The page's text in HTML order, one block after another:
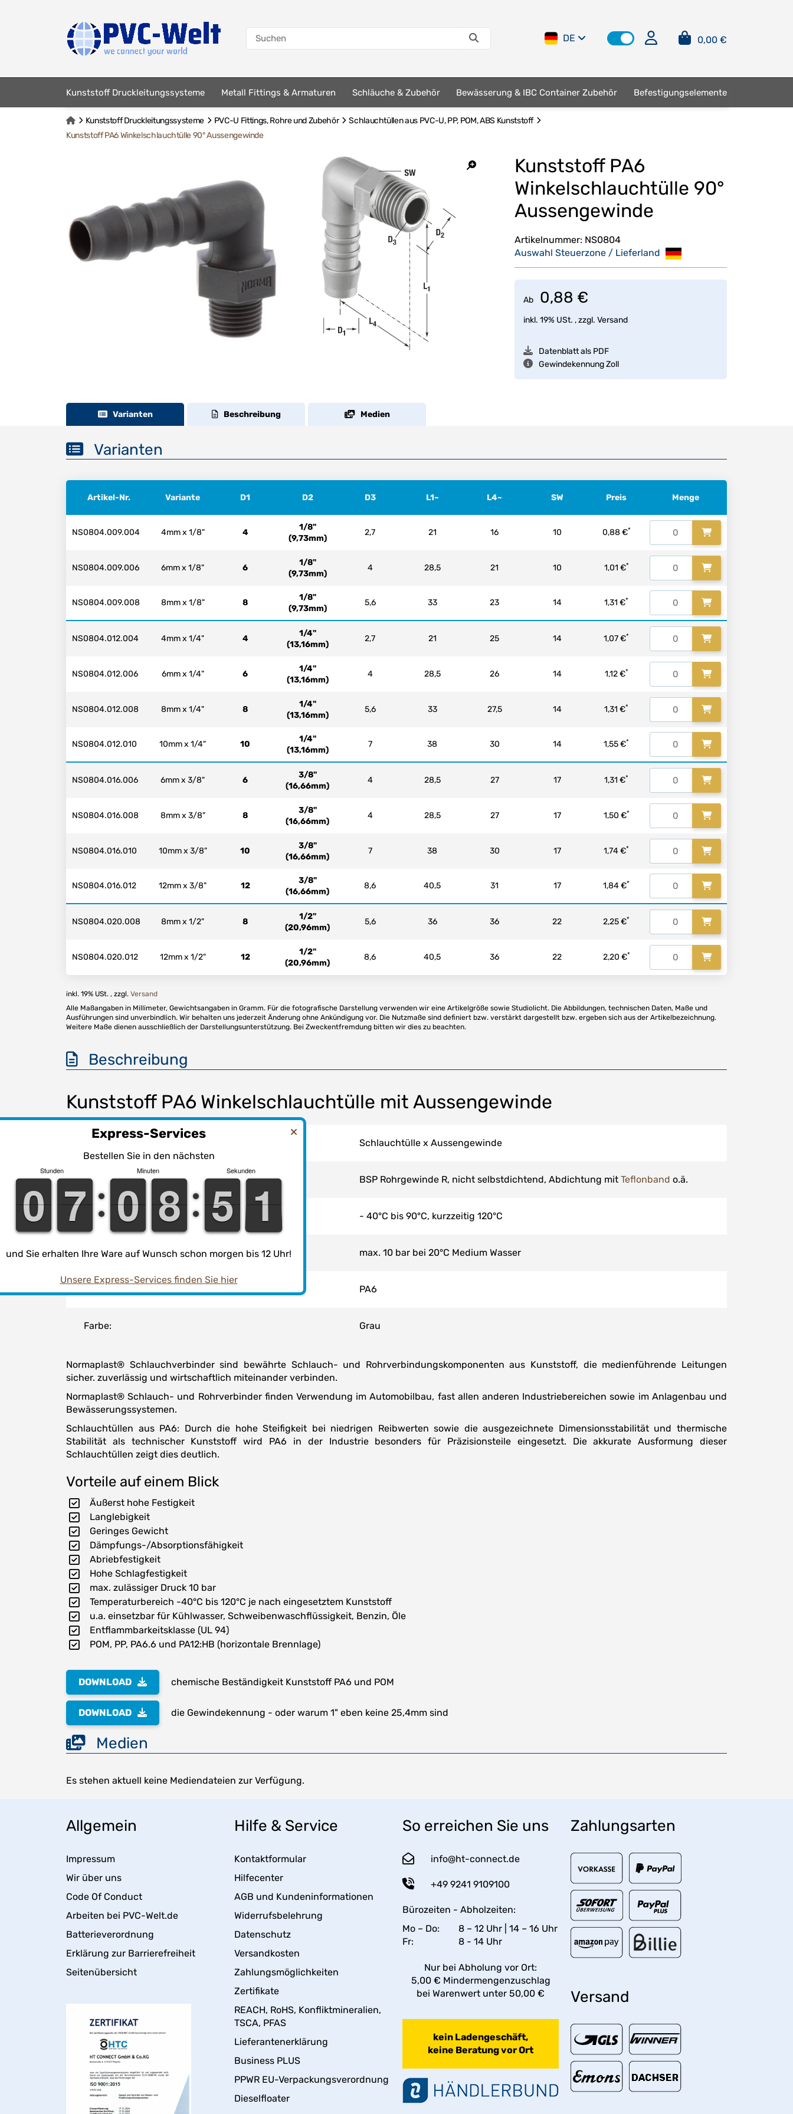
DE 0,00 €
Kunststoff Druckleitungssysteme Metall Fittings & Armaturen Schläuche & Zubehör Bewässerung & IBC Container Zubehör Befestigungselemente
Kunststoff Druckleitungssysteme PVC-U Fittings, Rohre und Zubehör
Schlauchtüllen aus PVC-U, PP, POM, ABS Kunststoff
Kunststoff PA6 Winkelschlauchtülle 90° Aussengewinde
Kunststoff PA6
Winkelschlauchtülle 90°
Aussengewinde
Artikelnummer: NS0804
Auswahl Steuerzone / Lieferland
Ab 0,88 €
inkl. 19% USt. , zzgl. Versand
Datenblatt als PDF
Gewindekennung Zoll
Varianten Beschreibung Medien
Varianten
Artikel-Nr. Variante D1 D2 D3 L1~ L4~ SW Preis Menge
NS0804.009.004 4mm x 1/8" 4
1/8"
(9,73mm)
2,7 21 16 10 0,88 €*
NS0804.009.006 6mm x 1/8" 6
1/8"
(9,73mm)
4 28,5 21 10 1,01 €*
NS0804.009.008 8mm x 1/8" 8
1/8"
(9,73mm)
5,6 33 23 14 1,31 €*
NS0804.012.004 4mm x 1/4" 4
1/4"
(13,16mm)
2,7 21 25 14 1,07 €*
NS0804.012.006 6mm x 1/4" 6
1/4"
(13,16mm)
4 28,5 26 14 1,12 €*
NS0804.012.008 8mm x 1/4" 8
1/4"
(13,16mm)
5,6 33 27,5 14 1,31 €*
NS0804.012.010 10mm x 1/4" 10
1/4"
(13,16mm)
7 38 30 14 1,55 €*
NS0804.016.006 6mm x 3/8" 6
3/8"
(16,66mm)
4 28,5 27 17 1,31 €*
NS0804.016.008 8mm x 3/8" 8
3/8"
(16,66mm)
4 28,5 27 17 1,50 €*
NS0804.016.010 10mm x 3/8" 10
3/8"
(16,66mm)
7 38 30 17 1,74 €*
NS0804.016.012 12mm x 3/8" 12
3/8"
(16,66mm)
8,6 40,5 31 17 1,84 €*
NS0804.020.008 8mm x 1/2" 8
1/2"
(20,96mm)
5,6 36 36 22 2,25 €*
NS0804.020.012 12mm x 1/2" 12
1/2"
(20,96mm)
8,6 40,5 36 22 2,20 €*
inkl. 19% USt. , zzgl. Versand
Alle Maßangaben in Millimeter, Gewichtsangaben in Gramm. Für die fotografische Darstellung verwenden wir eine Artikelgröße sowie Studiolicht. Die Abbildungen, technischen Daten, Maße und
Ausführungen sind unverbindlich. Wir behalten uns jederzeit Änderung ohne Ankündigung vor. Die Nutzmaße sind definiert bzw. verstärkt dargestellt bzw. ergeben sich aus der Artikelbezeichnung.
Weitere Maße dienen ausschließlich der Darstellungsunterstützung. Bei Zweckentfremdung bitten wir dies zu beachten.
Beschreibung
Kunststoff PA6 Winkelschlauchtülle mit Aussengewinde
Anschluss: Schlauchtülle x Aussengewinde
Gewinde: BSP Rohrgewinde R, nicht selbstdichtend, Abdichtung mit Teflonband o.ä.
Temperatur: - 40°C bis 90°C, kurzzeitig 120°C
Arbeitsdruck (PN): max. 10 bar bei 20°C Medium Wasser
PA6
Farbe: Grau
Normaplast® Schlauchverbinder sind bewährte Schlauch- und Rohrverbindungskomponenten aus Kunststoff, die medienführende Leitungen
sicher. zuverlässig und wirtschaftlich miteinander verbinden.
Normaplast® Schlauch- und Rohrverbinder finden Verwendung im Automobilbau, fast allen anderen Industriebereichen sowie im Anlagenbau und
Bewässerungssystemen.
Schlauchtüllen aus PA6: Durch die hohe Steifigkeit bei niedrigen Reibwerten sowie die ausgezeichnete Dimensionsstabilität und thermische
Stabilität als technischer Kunststoff wird PA6 in der Industrie besonders für Präzisionsteile eingesetzt. Die akkurate Ausformung dieser
Schlauchtüllen zeigt dies deutlich.
Vorteile auf einem Blick
Äußerst hohe Festigkeit
Langlebigkeit
Geringes Gewicht
Dämpfungs-/Absorptionsfähigkeit
Abriebfestigkeit
Hohe Schlagfestigkeit
max. zulässiger Druck 10 bar
Temperaturbereich -40°C bis 120°C je nach eingesetztem Kunststoff
u.a. einsetzbar für Kühlwasser, Schweibenwaschflüssigkeit, Benzin, Öle
Entflammbarkeitsklasse (UL 94)
POM, PP, PA6.6 und PA12:HB (horizontale Brennlage)
DOWNLOAD chemische Beständigkeit Kunststoff PA6 und POM
DOWNLOAD die Gewindekennung - oder warum 1" eben keine 25,4mm sind
Medien
Es stehen aktuell keine Mediendateien zur Verfügung.
Allgemein
Impressum
Wir über uns
Code Of Conduct
Arbeiten bei PVC-Welt.de
Batterieverordnung
Erklärung zur Barrierefreiheit
Seitenübersicht
Hilfe & Service
Kontaktformular
Hilfecenter
AGB und Kundeninformationen
Widerrufsbelehrung
Datenschutz
Versandkosten
Zahlungsmöglichkeiten
Zertifikate
REACH, RoHS, Konfliktmineralien,
TSCA, PFAS
Lieferantenerklärung
Business PLUS
PPWR EU-Verpackungsverordnung
Dieselfloater
So erreichen Sie uns
info@ht-connect.de
+49 9241 9109100
Bürozeiten - Abholzeiten:
Mo – Do:
8 – 12 Uhr | 14 – 16 Uhr
Fr:
8 - 14 Uhr
Nur bei Abholung vor Ort:
5,00 € Mindermengenzuschlag
bei Warenwert unter 50,00 €
kein Ladengeschäft,
keine Beratung vor Ort
Zahlungsarten
Versand
Express-Services
Bestellen Sie in den nächsten
Stunden
9
9
0
0 6
6
7
7
Minuten
9
9
0
0 7
7
8
8
Sekunden
4
4
5
5 1
0
0
und Sie erhalten Ihre Ware auf Wunsch schon morgen bis 12 Uhr!
Unsere Express-Services finden Sie hier